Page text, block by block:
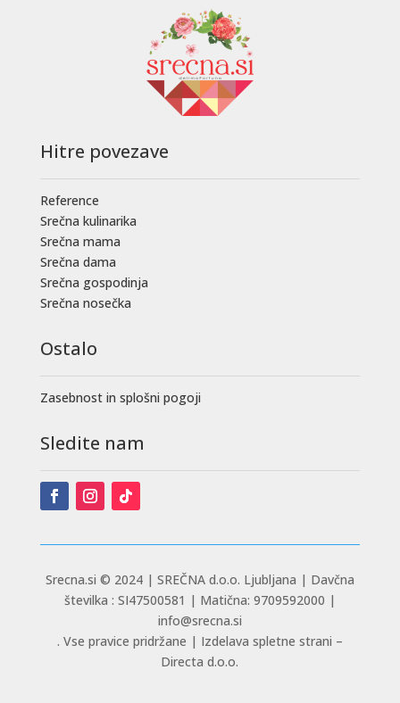
Hitre povezave
Reference
Srečna kulinarika
Srečna mama
Srečna dama
Srečna gospodinja
Srečna nosečka
Ostalo
Zasebnost in splošni pogoji
Sledite nam
Srecna.si © 2024 | SREČNA d.o.o. Ljubljana | Davčna
številka : SI47500581 | Matična: 9709592000 |
info@srecna.si
. Vse pravice pridržane | Izdelava spletne strani –
Directa d.o.o.